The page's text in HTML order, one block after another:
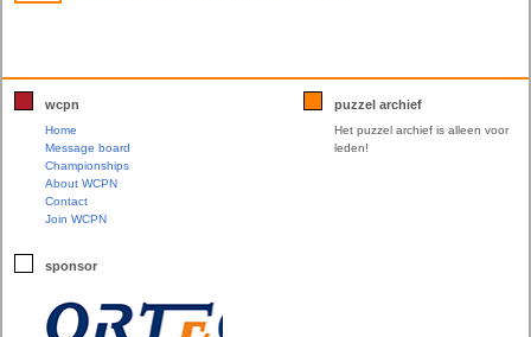
wcpn
Home
Message board
Championships
About WCPN
Contact
Join WCPN
sponsor
puzzel archief
Het puzzel archief is alleen voor
leden!